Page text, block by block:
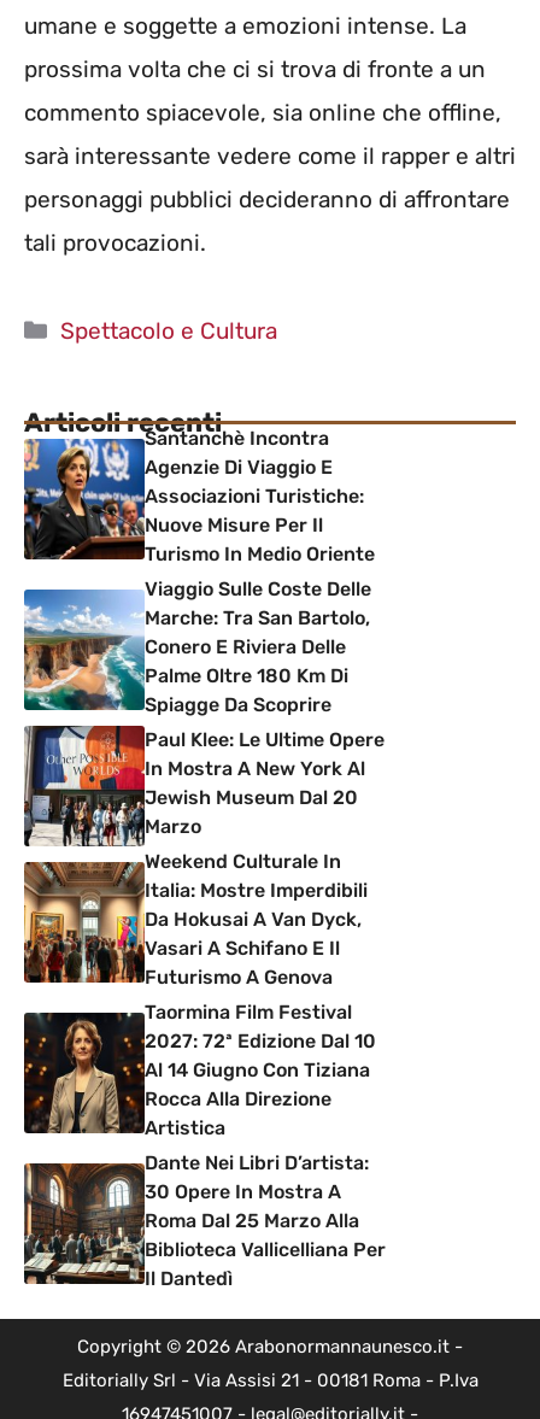
umane e soggette a emozioni intense. La
prossima volta che ci si trova di fronte a un
commento spiacevole, sia online che offline,
sarà interessante vedere come il rapper e altri
personaggi pubblici decideranno di affrontare
tali provocazioni.
Categorie
Spettacolo e Cultura
Articoli recentiSantanchè Incontra
Agenzie Di Viaggio E
Associazioni Turistiche:
Nuove Misure Per Il
Turismo In Medio Oriente
Viaggio Sulle Coste Delle
Marche: Tra San Bartolo,
Conero E Riviera Delle
Palme Oltre 180 Km Di
Spiagge Da Scoprire
Paul Klee: Le Ultime Opere
In Mostra A New York Al
Jewish Museum Dal 20
Marzo
Weekend Culturale In
Italia: Mostre Imperdibili
Da Hokusai A Van Dyck,
Vasari A Schifano E Il
Futurismo A Genova
Taormina Film Festival
2027: 72ª Edizione Dal 10
Al 14 Giugno Con Tiziana
Rocca Alla Direzione
Artistica
Dante Nei Libri D’artista:
30 Opere In Mostra A
Roma Dal 25 Marzo Alla
Biblioteca Vallicelliana Per
Il Dantedì
Copyright © 2026 Arabonormannaunesco.it -
Editorially Srl - Via Assisi 21 - 00181 Roma - P.Iva
16947451007 - legal@editorially.it -